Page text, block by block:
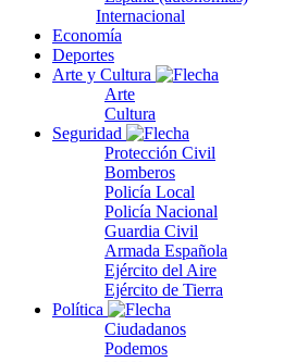
Internacional
Economía
Deportes
Arte y Cultura
Arte
Cultura
Seguridad
Protección Civil
Bomberos
Policía Local
Policía Nacional
Guardia Civil
Armada Española
Ejército del Aire
Ejército de Tierra
Política
Ciudadanos
Podemos